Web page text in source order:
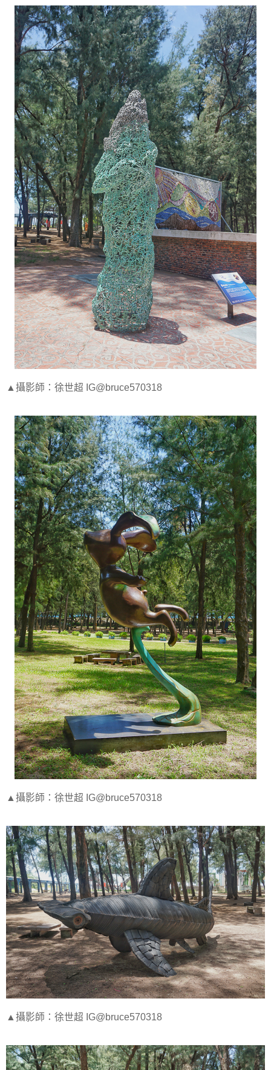
▲攝影師：徐世超 IG@bruce570318
▲攝影師：徐世超 IG@bruce570318
▲攝影師：徐世超 IG@bruce570318